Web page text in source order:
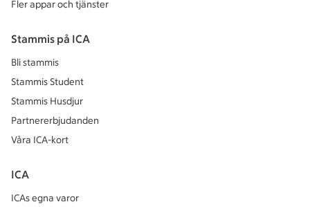
Fler appar och tjänster
Stammis på ICA
Bli stammis
Stammis Student
Stammis Husdjur
Partnererbjudanden
Våra ICA-kort
ICA
ICAs egna varor